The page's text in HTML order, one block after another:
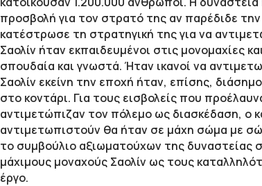
προσβολή για τον στρατό της αν παρέδιδε
κατέστρωσε τη στρατηγική της για να
Σαολίν ήταν εκπαιδευμένοι στις μονομαχίες
σπουδαία και γνωστά. Ήταν ικανοί να
Σαολίν εκείνη την εποχή ήταν, επίσης,
στο κοντάρι. Για τους εισβολείς που
αντιμετώπιζαν τον πόλεμο ως διασκέδαση, ο
αντιμετωπιστούν θα ήταν σε μάχη σώμα με
το συμβούλιο αξιωματούχων της δυναστείας
μάχιμους μοναχούς Σαολίν ως τους
έργο.